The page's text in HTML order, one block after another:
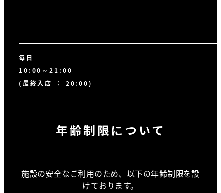
毎日
10:00～21:00
(最終入店 ： 20:00)
年齢制限について
施設の安全なご利用のため、以下の年齢制限を設
けております。